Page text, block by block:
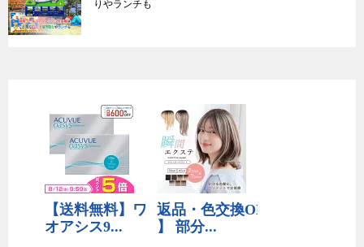
りやランチも